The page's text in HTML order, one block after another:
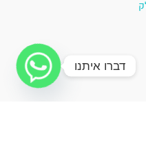
דברו איתנו